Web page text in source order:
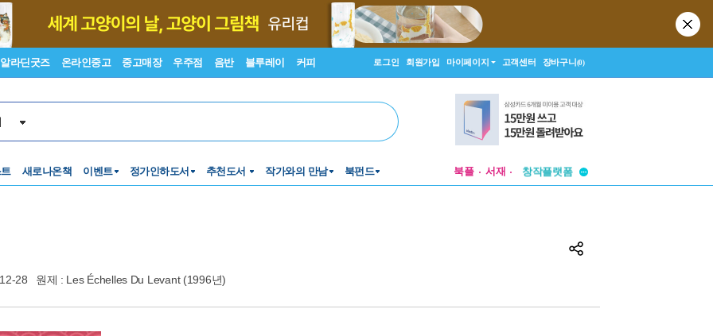
알라딘굿즈 온라인중고 중고매장 우주점 음반 블루레이 커피 로그인 회원가입 마이페이지 고객센터 장바구니(0)
새로나온책 이벤트 정가인하도서 추천도서 작가와의 만남 북펀드 북플 서재
창작플랫폼
28 원제 : Les Échelles Du Levant (1996년)